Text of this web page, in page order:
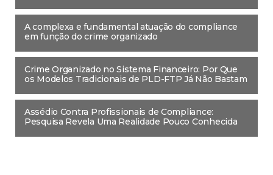
A complexa e fundamental atuação do compliance
em função do crime organizado
Crime Organizado no Sistema Financeiro: Por Que
os Modelos Tradicionais de PLD-FTP Já Não Bastam
Assédio Contra Profissionais de Compliance:
Pesquisa Revela Uma Realidade Pouco Conhecida